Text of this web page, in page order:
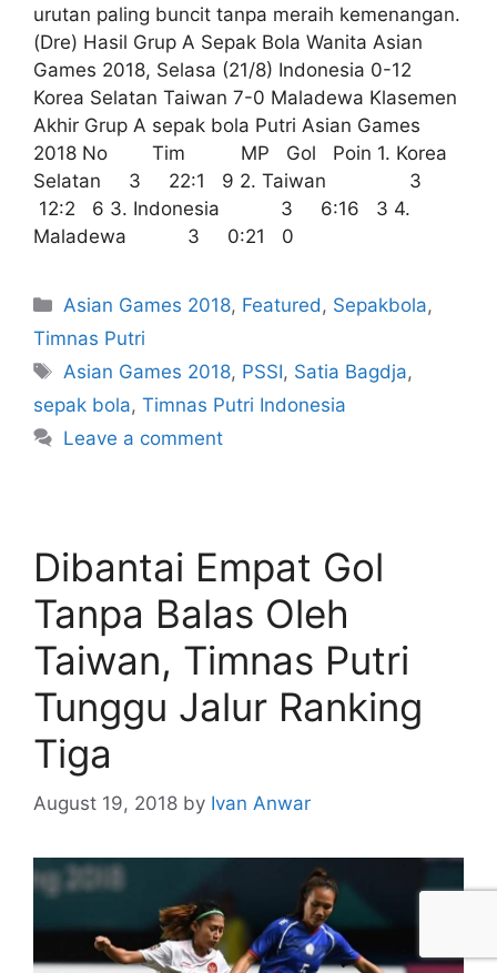
urutan paling buncit tanpa meraih kemenangan.
(Dre) Hasil Grup A Sepak Bola Wanita Asian
Games 2018, Selasa (21/8) Indonesia 0-12
Korea Selatan Taiwan 7-0 Maladewa Klasemen
Akhir Grup A sepak bola Putri Asian Games
2018 No Tim MP Gol Poin 1. Korea
Selatan 3 22:1 9 2. Taiwan 3
12:2 6 3. Indonesia 3 6:16 3 4.
Maladewa 3 0:21 0
Asian Games 2018, Featured, Sepakbola,
Timnas Putri
Asian Games 2018, PSSI, Satia Bagdja,
sepak bola, Timnas Putri Indonesia
Leave a comment
Dibantai Empat Gol
Tanpa Balas Oleh
Taiwan, Timnas Putri
Tunggu Jalur Ranking
Tiga
August 19, 2018 by Ivan Anwar